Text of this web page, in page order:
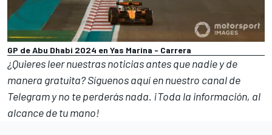
GP de Abu Dhabi 2024 en Yas Marina - Carrera
¿Quieres leer nuestras noticias antes que nadie y de
manera gratuita? Síguenosaquí en nuestro canal de
Telegramy no te perderás nada. ¡Toda la información, al
alcance de tu mano!